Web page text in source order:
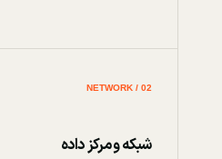
02 / NETWORK
شبکه و مرکز داده